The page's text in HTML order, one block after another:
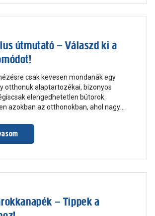
útmutató – Válaszd ki a
csak kevesen mondanák egy
otthonuk alaptartozékai, bizonyos
elengedhetetlen bútorok.
azokban az otthonokban, ahol nagy
komóddal, minden más
sokat segíthet a rend megtartásában.
– Tippek a